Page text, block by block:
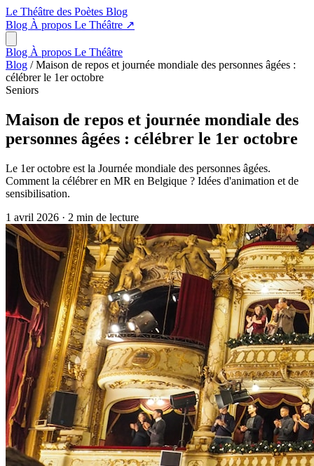
Le Théâtre des Poètes Blog
Blog À propos Le Théâtre ↗
Blog À propos Le Théâtre
Blog / Maison de repos et journée mondiale des personnes âgées :
célébrer le 1er octobre
Seniors
Maison de repos et journée mondiale des
personnes âgées : célébrer le 1er octobre
Le 1er octobre est la Journée mondiale des personnes âgées.
Comment la célébrer en MR en Belgique ? Idées d'animation et de
sensibilisation.
1 avril 2026 · 2 min de lecture